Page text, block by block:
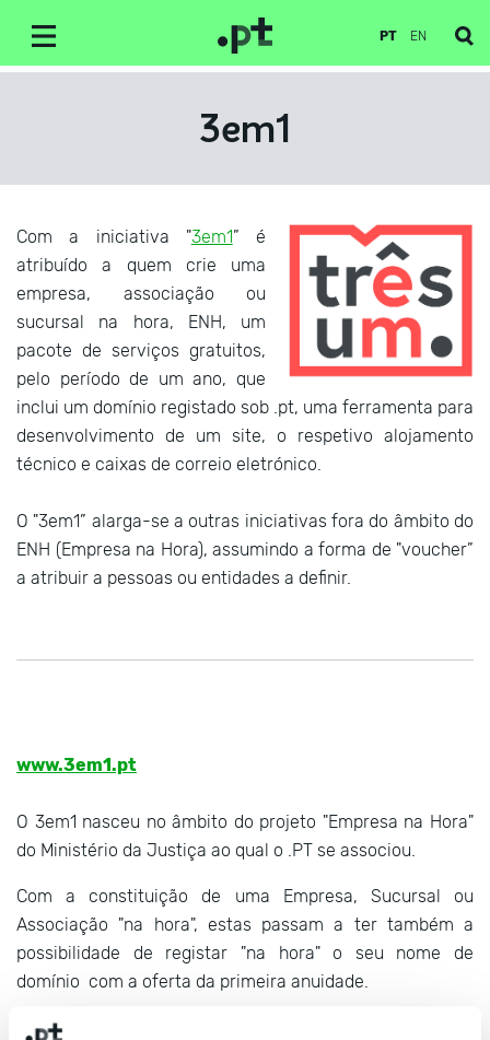
PT EN
3em1
Com a iniciativa "3em1” é
atribuído a quem crie uma
empresa, associação ou
sucursal na hora, ENH, um
pacote de serviços gratuitos,
pelo período de um ano, que
inclui um domínio registado sob .pt, uma ferramenta para
desenvolvimento de um site, o respetivo alojamento
técnico e caixas de correio eletrónico.
O "3em1” alarga-se a outras iniciativas fora do âmbito do
ENH (Empresa na Hora), assumindo a forma de "voucher”
a atribuir a pessoas ou entidades a definir.
www.3em1.pt
O 3em1 nasceu no âmbito do projeto "Empresa na Hora"
do Ministério da Justiça ao qual o .PT se associou.
Com a constituição de uma Empresa, Sucursal ou
Associação "na hora", estas passam a ter também a
possibilidade de registar "na hora" o seu nome de
domínio com a oferta da primeira anuidade.
O .PT obtém diariamente a lista das empresas e